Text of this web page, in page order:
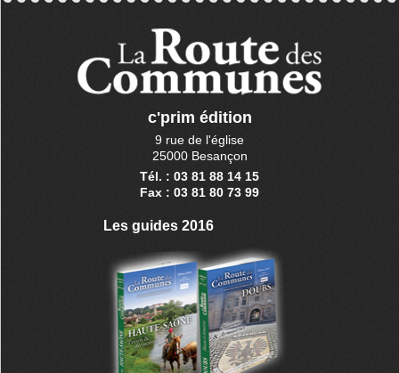
c'prim édition
9 rue de l'église
25000 Besançon
Tél. : 03 81 88 14 15
Fax : 03 81 80 73 99
Les guides 2016